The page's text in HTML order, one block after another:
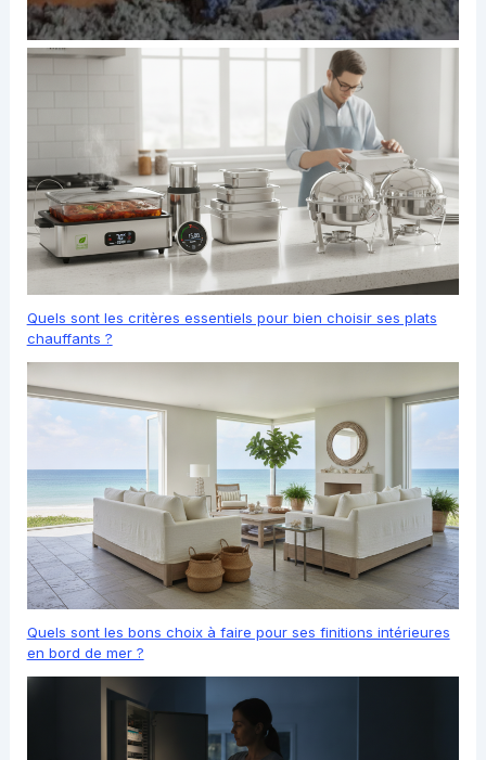
Quels sont les critères essentiels pour bien choisir ses plats
chauffants ?
Quels sont les bons choix à faire pour ses finitions intérieures
en bord de mer ?